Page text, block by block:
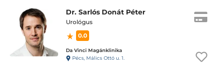
Dr. Sarlós Donát Péter
Urológus
0.0
Da Vinci Magánklinika
Pécs, Málics Ottó u. 1.